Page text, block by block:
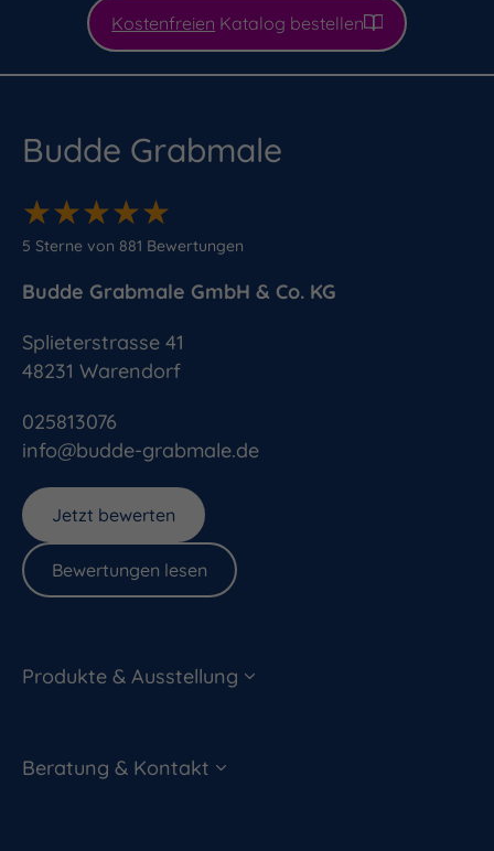
Kostenfreien Katalog bestellen
Budde Grabmale
★★★★★
★★★★★
5 Sterne von 881 Bewertungen
Budde Grabmale GmbH & Co. KG
info@budde-grabmale.de
025813076
Splieterstrasse 41
48231 Warendorf
Jetzt bewerten
Bewertungen lesen
Produkte & Ausstellung
Beratung & Kontakt